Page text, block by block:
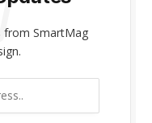
from SmartMag